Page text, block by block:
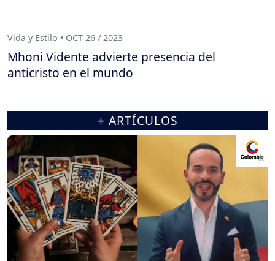
Vida y Estilo • OCT 26 / 2023
Mhoni Vidente advierte presencia del
anticristo en el mundo
+ ARTÍCULOS